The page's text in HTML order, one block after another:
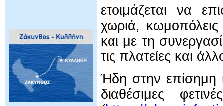
ετοιμάζεται να
χωριά, κωμοπόλεις
και με τη
τις πλατείες και
Ήδη στην επίσημη
διαθέσιμες